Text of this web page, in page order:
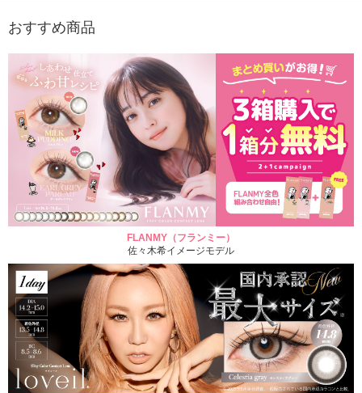
おすすめ商品
FLANMY（フランミー）
佐々木希イメージモデル